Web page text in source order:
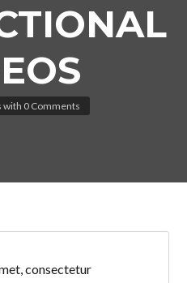
with 0 Comments
consectetur